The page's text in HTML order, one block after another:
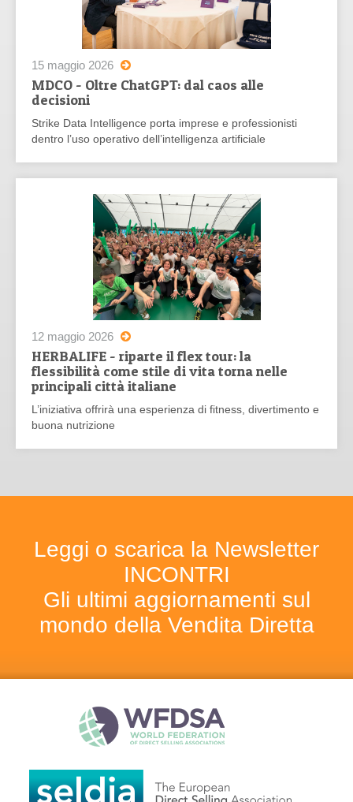
15 maggio 2026
MDCO - Oltre ChatGPT: dal caos alle
decisioni
Strike Data Intelligence porta imprese e professionisti
dentro l’uso operativo dell’intelligenza artificiale
12 maggio 2026
HERBALIFE - riparte il flex tour: la
flessibilità come stile di vita torna nelle
principali città italiane
L’iniziativa offrirà una esperienza di fitness, divertimento e
buona nutrizione
Leggi o scarica la Newsletter
INCONTRI
Gli ultimi aggiornamenti sul
mondo della Vendita Diretta